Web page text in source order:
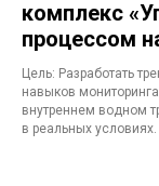
комплекс
процессом
Цель: Разработать
навыков
внутреннем водном
в реальных условиях.